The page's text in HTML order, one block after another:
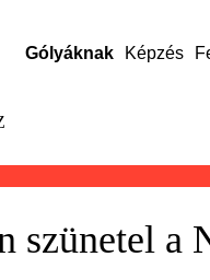
Gólyáknak Képzés
szünetel a